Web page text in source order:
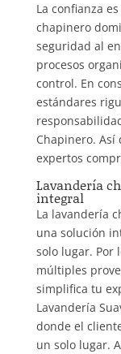
La confianza
chapinero
seguridad al
procesos
control. En
estándares
Chapinero. Así
expertos
Lavandería
integral
La lavandería
una solución
solo lugar. Por
múltiples
simplifica tu
Lavandería
donde el
un solo lugar.